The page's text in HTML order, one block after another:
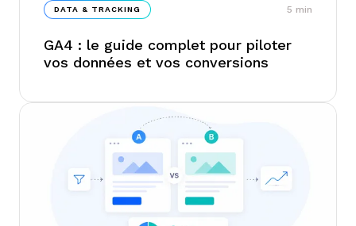
DATA & TRACKING 5 min
GA4 : le guide complet pour piloter
vos données et vos conversions